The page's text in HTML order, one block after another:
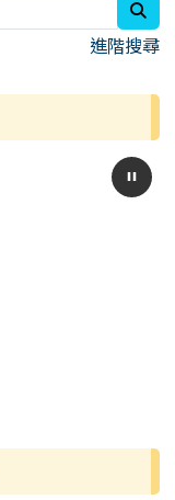
進階搜尋